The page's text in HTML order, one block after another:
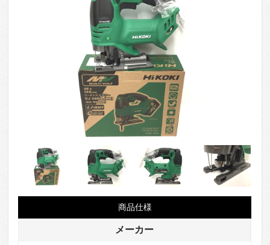
商品仕様
メーカー